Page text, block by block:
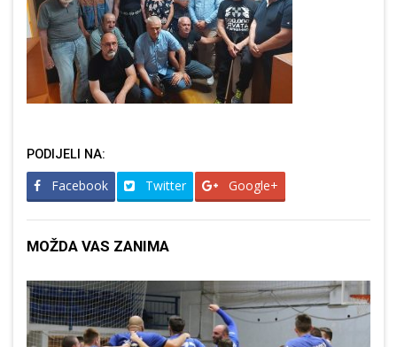
PODIJELI NA:
Facebook Twitter Google+
MOŽDA VAS ZANIMA